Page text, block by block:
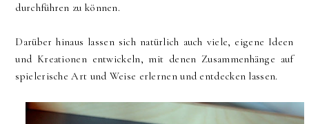
durchführen zu können.
Darüber hinaus lassen sich natürlich auch viele, eigene Ideen
und Kreationen entwickeln, mit denen Zusammenhänge auf
spielerische Art und Weise erlernen und entdecken lassen.